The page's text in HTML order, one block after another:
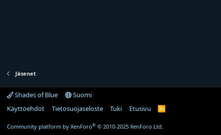
Jäsenet
Shades of Blue
Suomi
Käyttöehdot
Tietosuojaseloste Tuki Etusivu
R
Community platform by XenForo® © 2010-2025 XenForo Ltd.